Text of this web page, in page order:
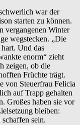
war der
starten zu können.
vergangenen Winter
wegstecken. „Die
Und das
enorm“ zieht
zeigen, ob die
Früchte trägt.
von Steuerfrau Felicia
auf Trapp gehalten
Großes haben sie vor
bleiben:
sein.